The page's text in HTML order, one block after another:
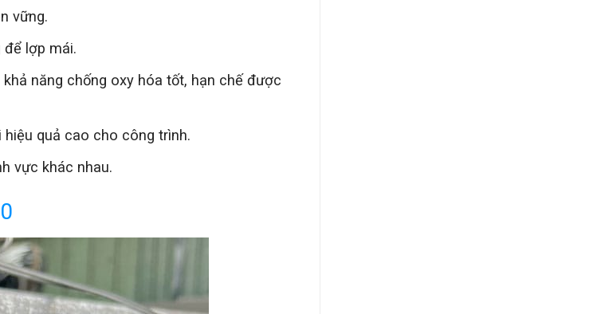
vững.
lợp mái.
năng chống oxy hóa tốt, hạn chế được
quả cao cho công trình.
vực khác nhau.